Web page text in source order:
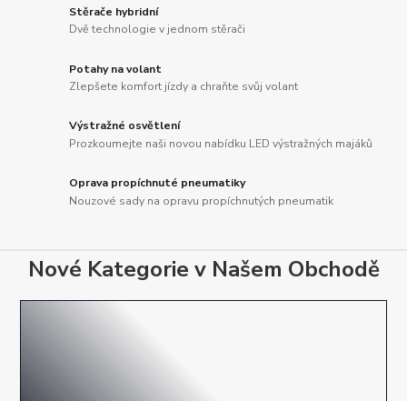
Stěrače hybridní
Dvě technologie v jednom stěrači
Potahy na volant
Zlepšete komfort jízdy a chraňte svůj volant
Výstražné osvětlení
Prozkoumejte naši novou nabídku LED výstražných majáků
Oprava propíchnuté pneumatiky
Nouzové sady na opravu propíchnutých pneumatik
Nové Kategorie v Našem Obchodě